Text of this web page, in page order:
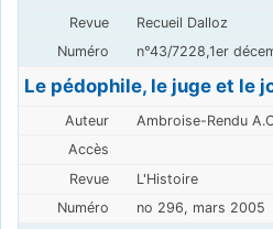
Recueil Dalloz
n°43/7228,1er
Le pédophile, le juge et le
Ambroise-Rendu
L'Histoire
no 296, mars 2005